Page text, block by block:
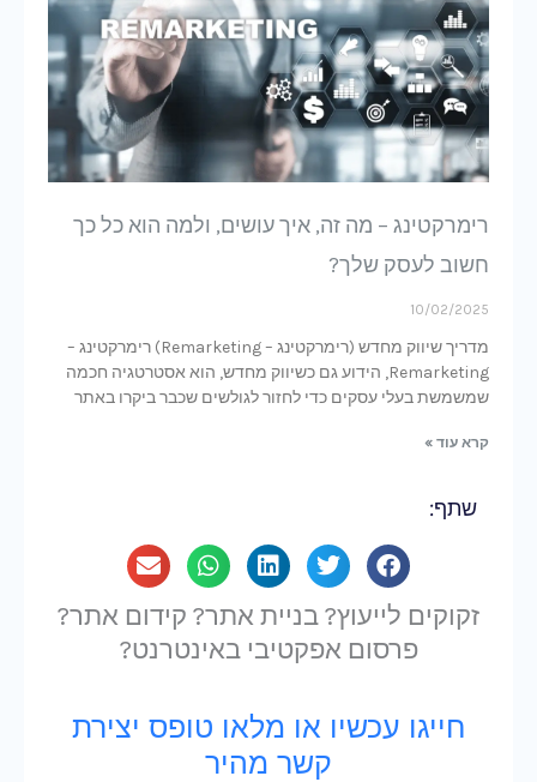
רימרקטינג – מה זה, איך עושים, ולמה הוא כל כך
חשוב לעסק שלך?
10/02/2025
מדריך שיווק מחדש (רימרקטינג – Remarketing) רימרקטינג –
Remarketing, הידוע גם כשיווק מחדש, הוא אסטרטגיה חכמה
שמשמשת בעלי עסקים כדי לחזור לגולשים שכבר ביקרו באתר
קרא עוד »
שתף:
זקוקים לייעוץ? בניית אתר? קידום אתר?
פרסום אפקטיבי באינטרנט?
חייגו עכשיו או מלאו טופס יצירת
קשר מהיר